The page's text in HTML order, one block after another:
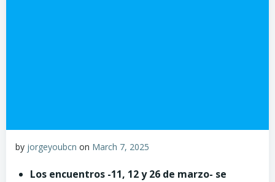
by jorgeyoubcn on March 7, 2025
Los encuentros -11, 12 y 26 de marzo- se